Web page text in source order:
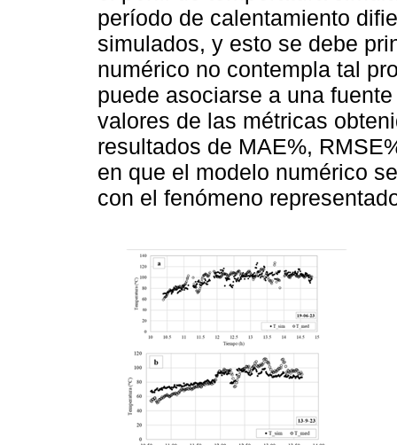
período de calentamiento
simulados, y esto se debe
numérico no contempla tal
puede asociarse a una
valores de las métricas
resultados de MAE%,
en que el modelo numérico
con el fenómeno